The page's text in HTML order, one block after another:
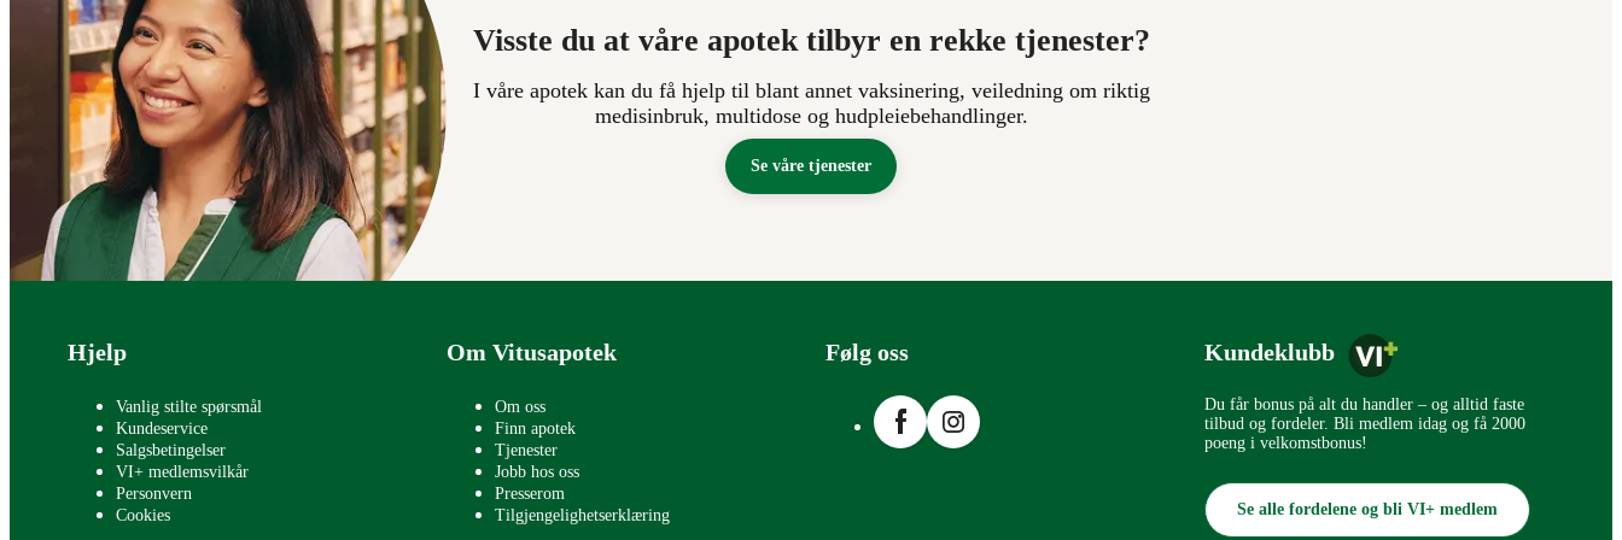
Visste du at våre apotek tilbyr en rekke tjenester?
I våre apotek kan du få hjelp til blant annet vaksinering, veiledning om riktig
medisinbruk, multidose og hudpleiebehandlinger.
Se våre tjenester
Bunntekst
Hjelp
Vanlig stilte spørsmål
Kundeservice
Salgsbetingelser
VI+ medlemsvilkår
Personvern
Cookies
Om Vitusapotek
Om oss
Finn apotek
Tjenester
Jobb hos oss
Presserom
Tilgjengelighetserklæring
Følg oss
FacebookInstagram
Kundeklubb
Du får bonus på alt du handler – og alltid faste
tilbud og fordeler. Bli medlem idag og få 2000
poeng i velkomstbonus!
Se alle fordelene og bli VI+ medlem